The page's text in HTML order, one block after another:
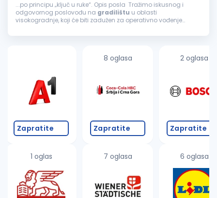
...po principu „ključ u ruke“. Opis posla Tražimo iskusnog i
odgovornog poslovođu na gradilištu u oblasti
visokogradnje, koji će biti zadužen za operativno vođenje
obezbeđenje...
Zapratite
1 oglas
8 oglasa
Zapratite
7 oglasa
2 oglasa
Zapratite
6 oglasa